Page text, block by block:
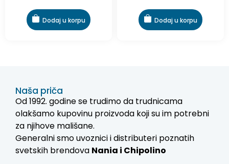
Dodaj u korpu Dodaj u korpu
Naša priča
Od 1992. godine se trudimo da trudnicama
olakšamo kupovinu proizvoda koji su im potrebni
za njihove mališane.
Generalni smo uvoznici i distributeri poznatih
svetskih brendova Nania i Chipolino